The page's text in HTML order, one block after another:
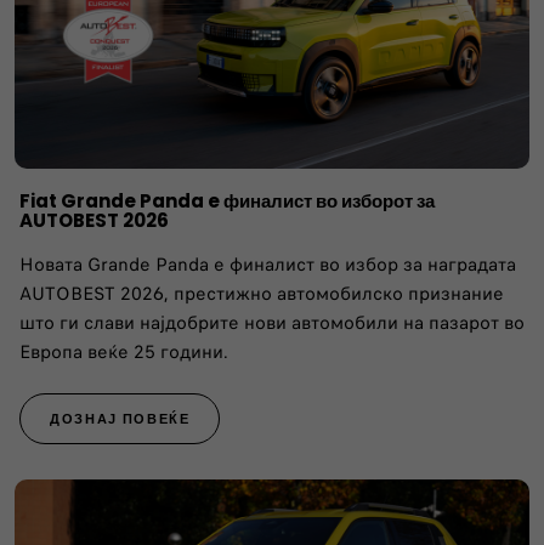
Fiat Grande Panda e финалист во изборот за
AUTOBEST 2026
Новата Grande Panda е финалист во избор за наградата
AUTOBEST 2026, престижно автомобилско признание
што ги слави најдобрите нови автомобили на пазарот во
Европа веќе 25 години.
ДОЗНАЈ ПОВЕЌЕ